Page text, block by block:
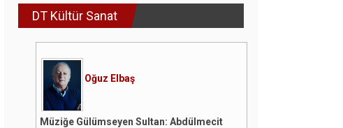
DT Kültür Sanat
Oğuz Elbaş
Müziğe Gülümseyen Sultan: Abdülmecit